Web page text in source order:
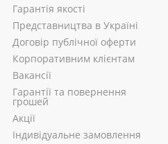
Гарантія якості
Представництва в Україні
Договір публічної оферти
Корпоративним клієнтам
Вакансії
Гарантії та повернення
грошей
Акції
Індивідуальне замовлення